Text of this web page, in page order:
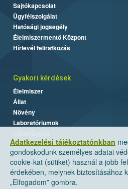
Adatkezelési tájékoztatónkban
gondoskodunk személyes adatai
cookie-kat (sütiket) használ a jobb
érdekében, melynek biztosításához
„Elfogadom” gombra.
Sajtókapcsolat
Ügyfélszolgálat
Hatósági jogsegély
Élelmiszermentő Központ
Hírlevél feliratkozás
Gyakori kérdések
Élelmiszer
Állat
Növény
Laboratóriumok